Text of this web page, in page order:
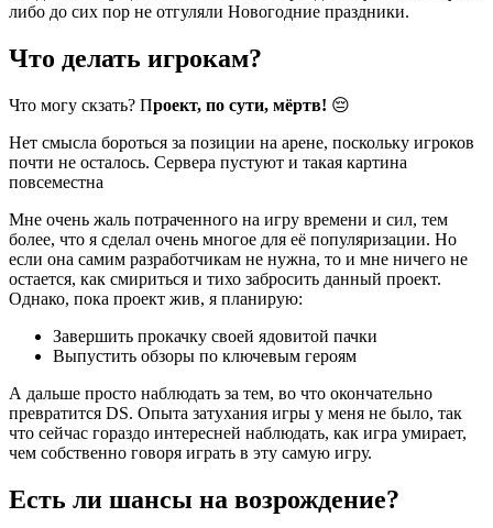
либо до сих пор не отгуляли Новогодние праздники.
Что делать игрокам?
Что могу скзать? Проект, по сути, мёртв! 😔
Нет смысла бороться за позиции на арене, поскольку игроков
почти не осталось. Сервера пустуют и такая картина
повсеместна
Мне очень жаль потраченного на игру времени и сил, тем
более, что я сделал очень многое для её популяризации. Но
если она самим разработчикам не нужна, то и мне ничего не
остается, как смириться и тихо забросить данный проект.
Однако, пока проект жив, я планирую:
Завершить прокачку своей ядовитой пачки
Выпустить обзоры по ключевым героям
А дальше просто наблюдать за тем, во что окончательно
превратится DS. Опыта затухания игры у меня не было, так
что сейчас гораздо интересней наблюдать, как игра умирает,
чем собственно говоря играть в эту самую игру.
Есть ли шансы на возрождение?